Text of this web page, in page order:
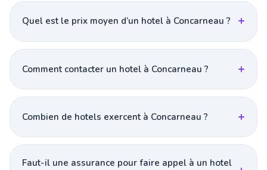
Quel est le prix moyen d’un hotel à Concarneau ?
Comment contacter un hotel à Concarneau ?
Combien de hotels exercent à Concarneau ?
Faut-il une assurance pour faire appel à un hotel